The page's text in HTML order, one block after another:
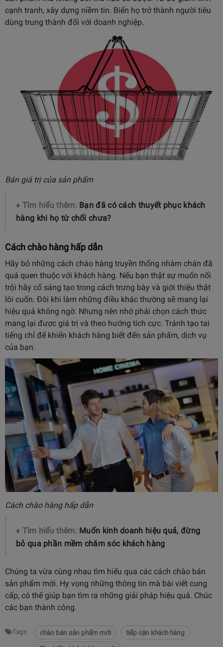
cạnh tranh, xây dựng niềm tin. Biến họ trở thành người tiêu
dùng trung thành đối với doanh nghiệp.
Bán giá trị của sản phẩm
♦ Tìm hiểu thêm: Bạn đã có cách thuyết phục khách
hàng khi họ từ chối chưa?
Cách chào hàng hấp dẫn
Hãy bỏ những cách chào hàng truyền thống nhàm chán đã
quá quen thuộc với khách hàng. Nếu bạn thật sự muốn nổi
trội hãy cố sáng tạo trong cách trưng bày và giới thiệu thật
lôi cuốn. Đôi khi làm những điều khác thường sẽ mang lại
hiệu quả không ngờ. Nhưng nên nhớ phải chọn cách thức
mang lại được giá trị và theo hướng tích cực. Tránh tạo tai
tiếng chỉ để khiến khách hàng biết đến sản phẩm, dịch vụ
của bạn.
Cách chào hàng hấp dẫn
♦ Tìm hiểu thêm: Muốn kinh doanh hiệu quả, đừng
bỏ qua phần mềm chăm sóc khách hàng
Chúng ta vừa cùng nhau tìm hiểu qua các cách chào bán
sản phẩm mới. Hy vọng những thông tin mà bài viết cung
cấp, có thể giúp bạn tìm ra những giải pháp hiệu quả. Chúc
các bạn thành công.
Tags chào bán sản phẩm mới
tiếp cận khách hàng